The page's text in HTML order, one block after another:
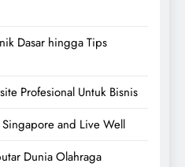
Dasar hingga Tips
Profesional Untuk Bisnis
and Live Well
Dunia Olahraga